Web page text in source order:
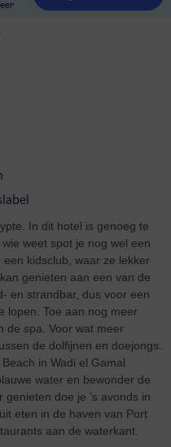
In dit hotel is genoeg te
weet spot je nog wel een
kidsclub, waar ze lekker
genieten aan een van de
en strandbar, dus voor een
lopen. Toe aan nog meer
de spa. Voor wat meer
de dolfijnen en doejongs.
in Wadi el Gamal
water en bewonder de
doe je ’s avonds in
eten in de haven van Port
aan de waterkant.